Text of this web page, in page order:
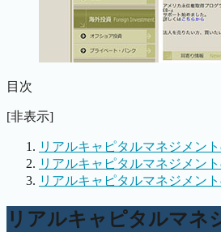
目次
[非表示]
リアルキャピタルマネジメン
リアルキャピタルマネジメン
リアルキャピタルマネジメン
リアルキャピタルマネ